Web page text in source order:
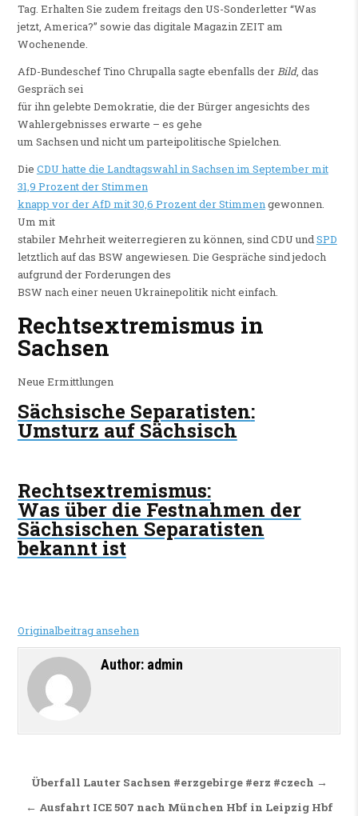
Tag. Erhalten Sie zudem freitags den US-Sonderletter “Was
jetzt, America?” sowie das digitale Magazin ZEIT am
Wochenende.
AfD-Bundeschef Tino Chrupalla sagte ebenfalls derBild, das
Gespräch sei
für ihn gelebte Demokratie, die der Bürger angesichts des
Wahlergebnisses erwarte – es gehe
um Sachsen und nicht um parteipolitische Spielchen.
Die CDU hatte die Landtagswahl in Sachsen im September mit
31,9 Prozent der Stimmen
knapp vor der AfD mit 30,6 Prozent der Stimmengewonnen.
Um mit
stabiler Mehrheit weiterregieren zu können, sind CDU undSPD
letztlich auf das BSW angewiesen. Die Gespräche sind jedoch
aufgrund der Forderungen des
BSW nach einer neuen Ukrainepolitik nicht einfach.
Rechtsextremismus in
Sachsen
Neue Ermittlungen
Sächsische Separatisten:
Umsturz auf Sächsisch
Rechtsextremismus:
Was über die Festnahmen der
Sächsischen Separatisten
bekannt ist
Originalbeitrag ansehen
Author: admin
Beitragsnavigation
Überfall Lauter Sachsen #erzgebirge #erz #czech →
← Ausfahrt ICE 507 nach München Hbf in Leipzig Hbf